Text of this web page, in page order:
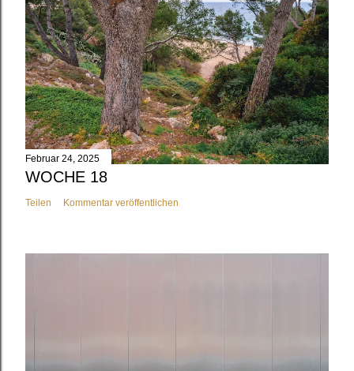
Februar 24, 2025
WOCHE 18
Teilen Kommentar veröffentlichen